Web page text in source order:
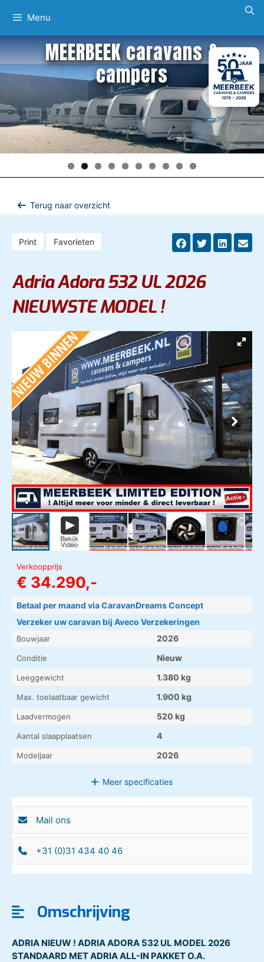
naar
de
inhoud
Menu
MEERBEEK caravans &
campers
Terug naar overzicht
Print Favorieten
Adria Adora 532 UL 2026
NIEUWSTE MODEL !
Verkoopprijs
€ 34.290,-
Betaal per maand via CaravanDreams Concept
Verzeker uw caravan bij Aveco Verzekeringen
Bouwjaar 2026
Conditie Nieuw
Leeggewicht 1.380 kg
Max. toelaatbaar gewicht 1.900 kg
Laadvermogen 520 kg
Aantal slaapplaatsen 4
Modeljaar 2026
Meer specificaties
Mail ons
+31 (0)31 434 40 46
Omschrijving
ADRIA NIEUW ! ADRIA ADORA 532 UL MODEL 2026
STANDAARD MET ADRIA ALL-IN PAKKET O.A.